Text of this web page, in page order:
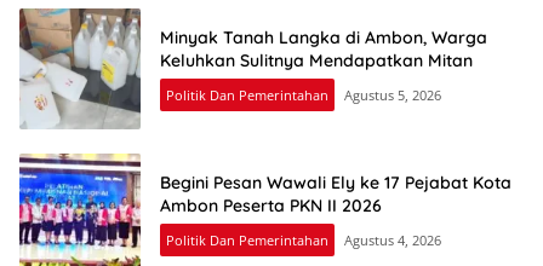
Minyak Tanah Langka di Ambon, Warga
Keluhkan Sulitnya Mendapatkan Mitan
Politik Dan Pemerintahan Agustus 5, 2026
Begini Pesan Wawali Ely ke 17 Pejabat Kota
Ambon Peserta PKN II 2026
Politik Dan Pemerintahan Agustus 4, 2026